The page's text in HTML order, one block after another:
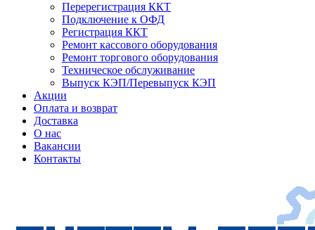
Перерегистрация ККТ
Подключение к ОФД
Регистрация ККТ
Ремонт кассового оборудования
Ремонт торгового оборудования
Техническое обслуживание
Выпуск КЭП/Перевыпуск КЭП
Акции
Оплата и возврат
Доставка
О нас
Вакансии
Контакты